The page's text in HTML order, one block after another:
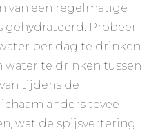
van een regelmatige
Probeer
per dag te drinken.
water te drinken tussen
tijdens de
anders teveel
wat de spijsvertering